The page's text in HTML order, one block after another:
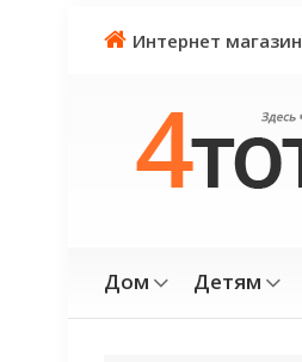
Интернет магазин
Дом Детям